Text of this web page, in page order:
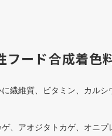
フード合成着色
繊維質、ビタミン、カルシ
、アオジタトカゲ、オニプ